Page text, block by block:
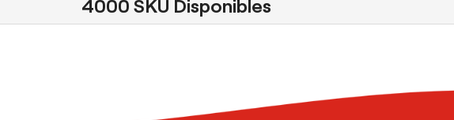
4000 SKU Disponibles